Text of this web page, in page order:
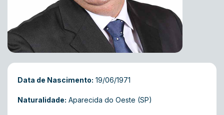
Data de Nascimento: 19/06/1971
Naturalidade: Aparecida do Oeste (SP)